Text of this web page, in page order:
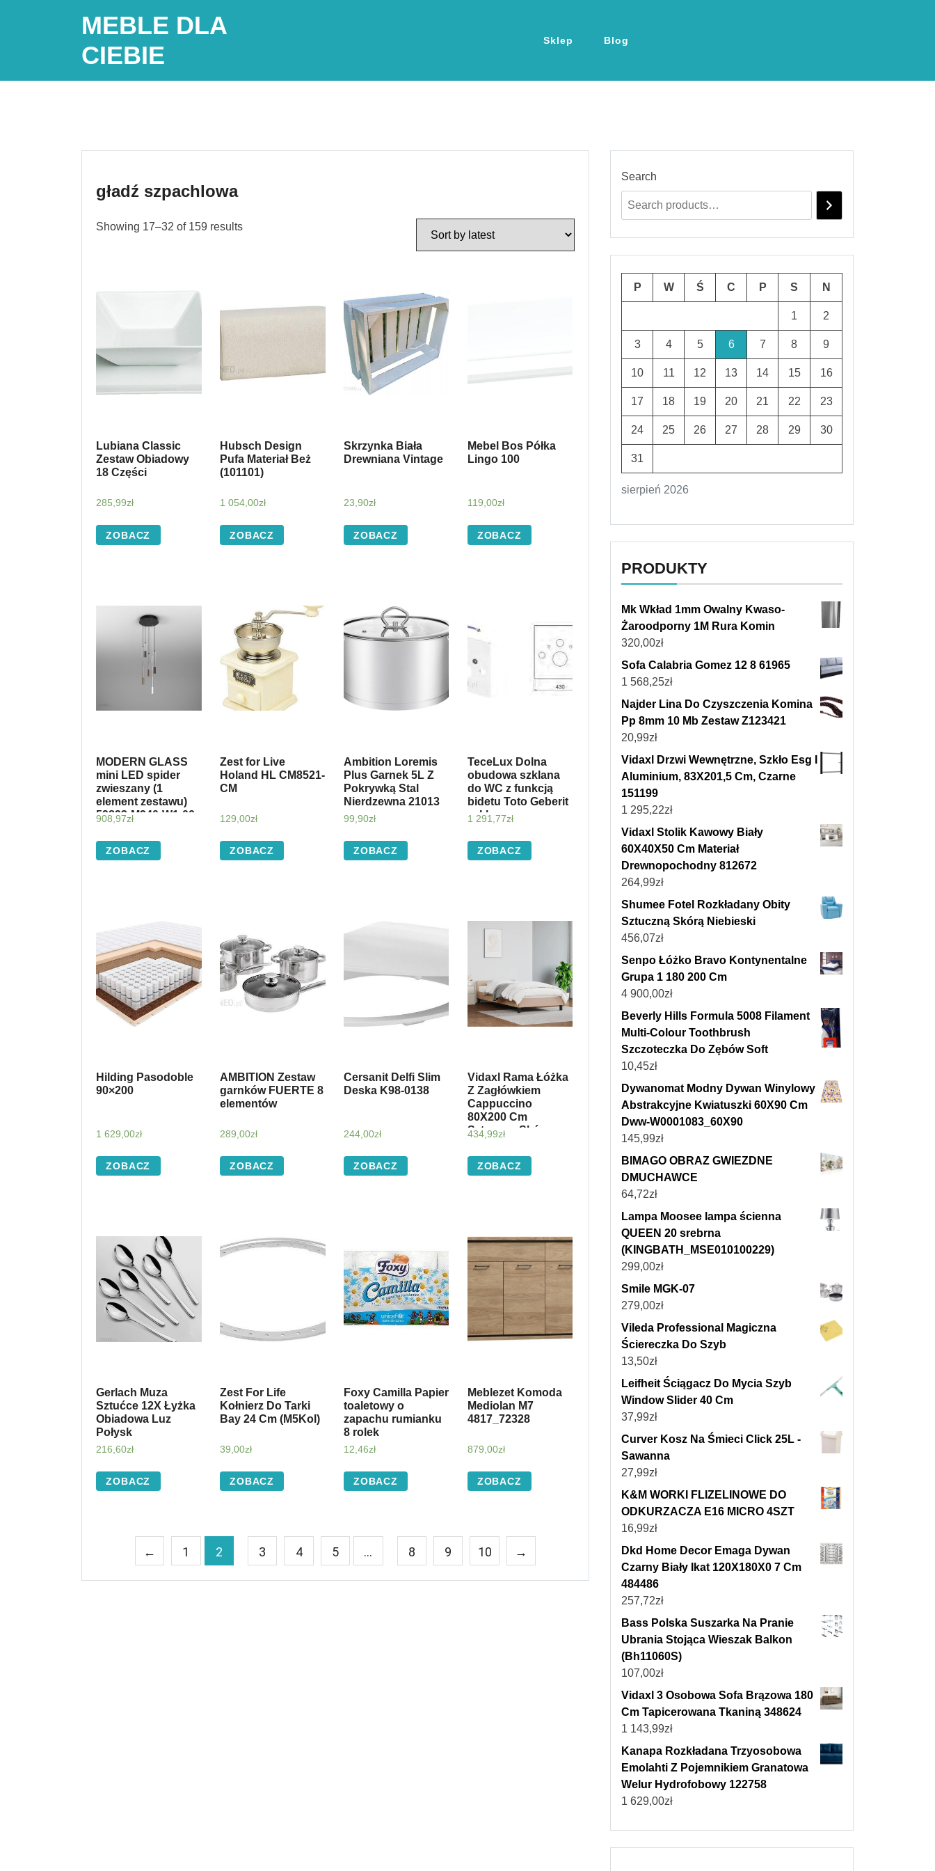
MEBLE DLA
CIEBIE
Sklep Blog
gładź szpachlowa
Showing 17–32 of 159 results
Lubiana Classic
Zestaw Obiadowy
18 Części
285,99zł
ZOBACZ
Hubsch Design
Pufa Materiał Beż
(101101)
1 054,00zł
ZOBACZ
Skrzynka Biała
Drewniana Vintage
23,90zł
ZOBACZ
Mebel Bos Półka
Lingo 100
119,00zł
ZOBACZ
MODERN GLASS
mini LED spider
zwieszany (1
element zestawu)
59893-M940-W1-00-
908,97zł
ZOBACZ
Zest for Live
Holand HL CM8521-
CM
129,00zł
ZOBACZ
Ambition Loremis
Plus Garnek 5L Z
Pokrywką Stal
Nierdzewna 21013
99,90zł
ZOBACZ
TeceLux Dolna
obudowa szklana
do WC z funkcją
bidetu Toto Geberit
szkło czarne
1 291,77zł
ZOBACZ
Hilding Pasodoble
90×200
1 629,00zł
ZOBACZ
AMBITION Zestaw
garnków FUERTE 8
elementów
289,00zł
ZOBACZ
Cersanit Delfi Slim
Deska K98-0138
244,00zł
ZOBACZ
Vidaxl Rama Łóżka
Z Zagłówkiem
Cappuccino
80X200 Cm
Sztuczna Skóra
434,99zł
ZOBACZ
Gerlach Muza
Sztućce 12X Łyżka
Obiadowa Luz
Połysk
216,60zł
ZOBACZ
Zest For Life
Kołnierz Do Tarki
Bay 24 Cm (M5Kol)
39,00zł
ZOBACZ
Foxy Camilla Papier
toaletowy o
zapachu rumianku
8 rolek
12,46zł
ZOBACZ
Meblezet Komoda
Mediolan M7
4817_72328
879,00zł
ZOBACZ
← 1 2 3 4 5 … 8 9 10 →
Search
sierpień 2026
P W Ś C P S N
1 2
3 4 5 6 7 8 9
10 11 12 13 14 15 16
17 18 19 20 21 22 23
24 25 26 27 28 29 30
31
PRODUKTY
Mk Wkład 1mm Owalny Kwaso-
Żaroodporny 1M Rura Komin
320,00zł
Sofa Calabria Gomez 12 8 61965
1 568,25zł
Najder Lina Do Czyszczenia Komina
Pp 8mm 10 Mb Zestaw Z123421
20,99zł
Vidaxl Drzwi Wewnętrzne, Szkło Esg I
Aluminium, 83X201,5 Cm, Czarne
151199
1 295,22zł
Vidaxl Stolik Kawowy Biały
60X40X50 Cm Materiał
Drewnopochodny 812672
264,99zł
Shumee Fotel Rozkładany Obity
Sztuczną Skórą Niebieski
456,07zł
Senpo Łóżko Bravo Kontynentalne
Grupa 1 180 200 Cm
4 900,00zł
Beverly Hills Formula 5008 Filament
Multi-Colour Toothbrush
Szczoteczka Do Zębów Soft
10,45zł
Dywanomat Modny Dywan Winylowy
Abstrakcyjne Kwiatuszki 60X90 Cm
Dww-W0001083_60X90
145,99zł
BIMAGO OBRAZ GWIEZDNE
DMUCHAWCE
64,72zł
Lampa Moosee lampa ścienna
QUEEN 20 srebrna
(KINGBATH_MSE010100229)
299,00zł
Smile MGK-07
279,00zł
Vileda Professional Magiczna
Ściereczka Do Szyb
13,50zł
Leifheit Ściągacz Do Mycia Szyb
Window Slider 40 Cm
37,99zł
Curver Kosz Na Śmieci Click 25L -
Sawanna
27,99zł
K&M WORKI FLIZELINOWE DO
ODKURZACZA E16 MICRO 4SZT
16,99zł
Dkd Home Decor Emaga Dywan
Czarny Biały Ikat 120X180X0 7 Cm
484486
257,72zł
Bass Polska Suszarka Na Pranie
Ubrania Stojąca Wieszak Balkon
(Bh11060S)
107,00zł
Vidaxl 3 Osobowa Sofa Brązowa 180
Cm Tapicerowana Tkaniną 348624
1 143,99zł
Kanapa Rozkładana Trzyosobowa
Emolahti Z Pojemnikiem Granatowa
Welur Hydrofobowy 122758
1 629,00zł